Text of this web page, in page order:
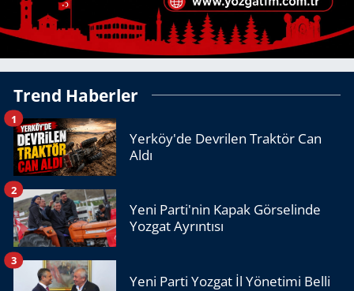
Trend Haberler
Yerköy'de Devrilen Traktör Can
Aldı
1
Yeni Parti'nin Kapak Görselinde
Yozgat Ayrıntısı
2
Yeni Parti Yozgat İl Yönetimi Belli
3